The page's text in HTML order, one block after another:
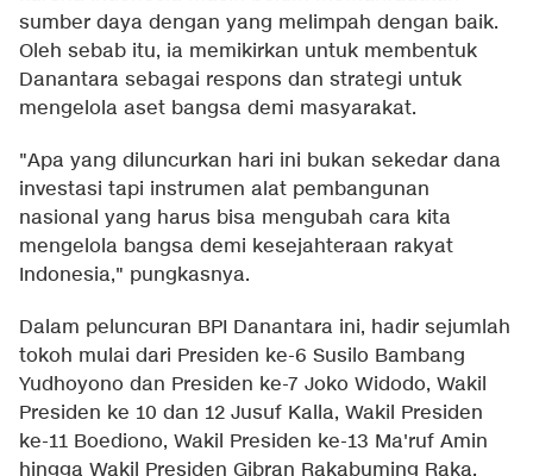
sumber daya dengan yang melimpah dengan baik.
Oleh sebab itu, ia memikirkan untuk membentuk
Danantara sebagai respons dan strategi untuk
mengelola aset bangsa demi masyarakat.
"Apa yang diluncurkan hari ini bukan sekedar dana
investasi tapi instrumen alat pembangunan
nasional yang harus bisa mengubah cara kita
mengelola bangsa demi kesejahteraan rakyat
Indonesia," pungkasnya.
Dalam peluncuran BPI Danantara ini, hadir sejumlah
tokoh mulai dari Presiden ke-6 Susilo Bambang
Yudhoyono dan Presiden ke-7 Joko Widodo, Wakil
Presiden ke 10 dan 12 Jusuf Kalla, Wakil Presiden
ke-11 Boediono, Wakil Presiden ke-13 Ma'ruf Amin
hingga Wakil Presiden Gibran Rakabuming Raka.